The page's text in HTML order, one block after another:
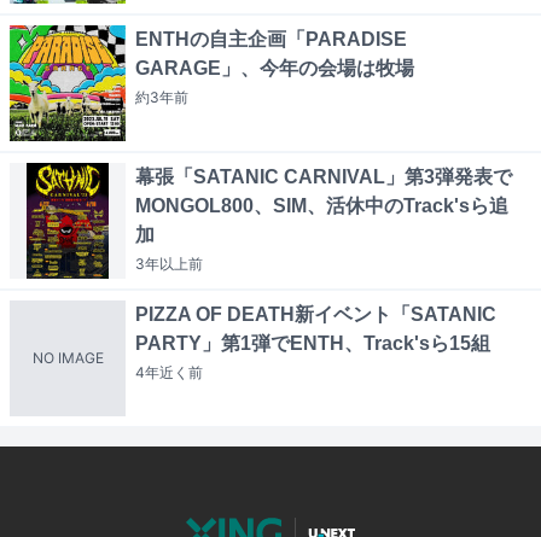
ENTHの自主企画「PARADISE
GARAGE」、今年の会場は牧場
約3年前
幕張「SATANIC CARNIVAL」第3弾発表で
MONGOL800、SIM、活休中のTrack'sら追
加
3年以上前
NO IMAGE
PIZZA OF DEATH新イベント「SATANIC
PARTY」第1弾でENTH、Track'sら15組
4年近く 前